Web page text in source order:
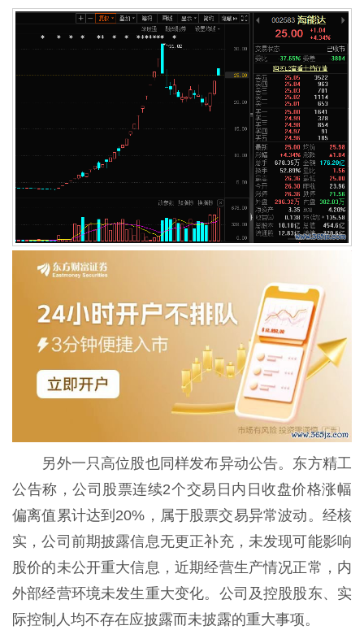
另外一只高位股也同样发布异动公告。东方精工
公告称，公司股票连续2个交易日内日收盘价格涨幅
偏离值累计达到20%，属于股票交易异常波动。经核
实，公司前期披露信息无更正补充，未发现可能影响
股价的未公开重大信息，近期经营生产情况正常，内
外部经营环境未发生重大变化。公司及控股股东、实
际控制人均不存在应披露而未披露的重大事项。